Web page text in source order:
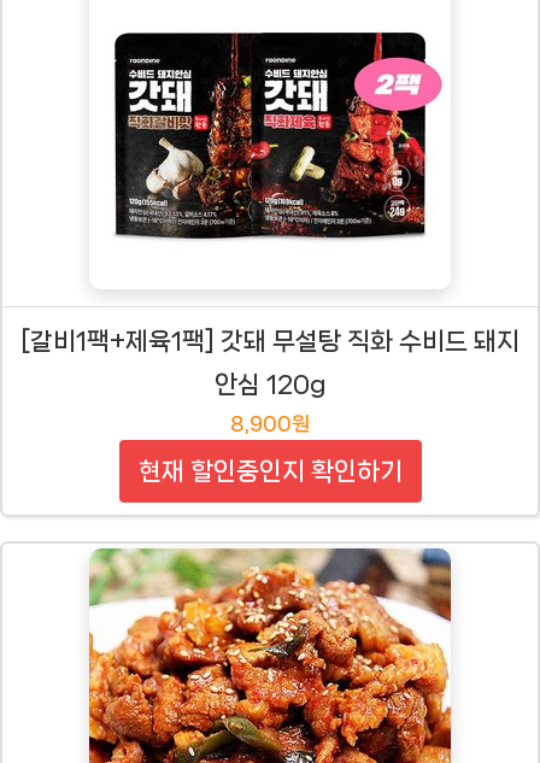
[갈비1팩+제육1팩] 갓돼 무설탕 직화 수비드 돼지
안심 120g
8,900원
현재 할인중인지 확인하기